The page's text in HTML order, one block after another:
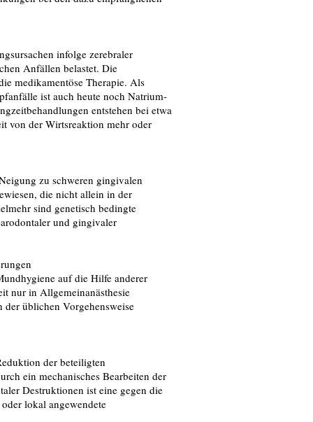
infolge zerebraler
Anfällen belastet. Die
medikamentöse Therapie. Als
ist auch heute noch Natrium-
entstehen bei etwa
von der Wirtsreaktion mehr oder
zu schweren gingivalen
die nicht allein in der
sind genetisch bedingte
und gingivaler
auf die Hilfe anderer
nur in Allgemeinanästhesie
üblichen Vorgehensweise
der beteiligten
ein mechanisches Bearbeiten der
Destruktionen ist eine gegen die
lokal angewendete